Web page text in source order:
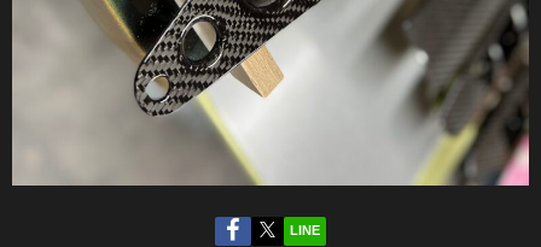
LINE